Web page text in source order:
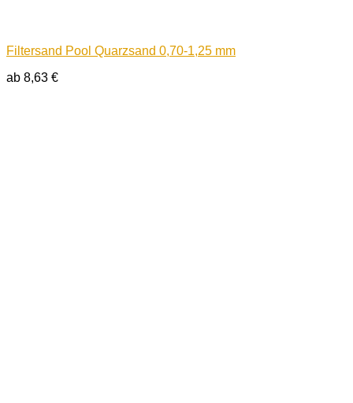
Filtersand Pool Quarzsand 0,70-1,25 mm
ab 8,63 €